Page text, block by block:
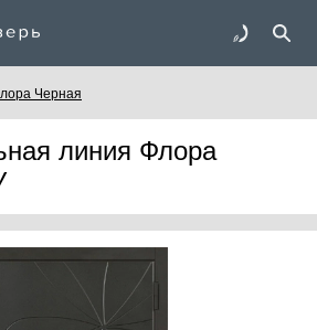
Черная
линия Флора